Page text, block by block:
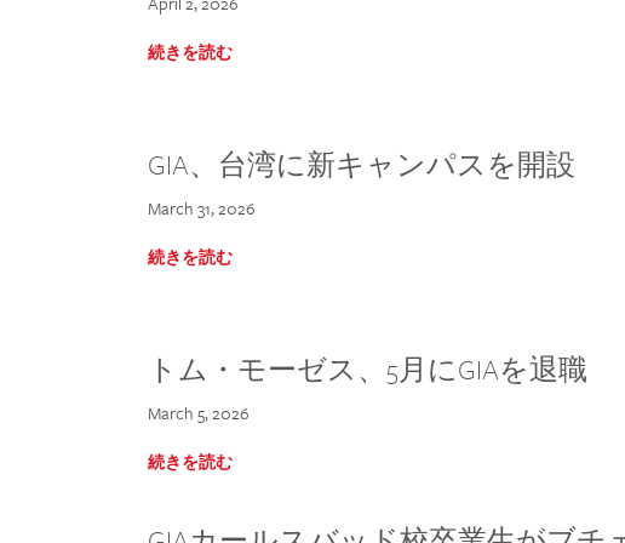
続きを読む
GIA、台湾に新キャンパスを開設
March 31, 2026
続きを読む
トム・モーゼス、5月にGIAを退職
March 5, 2026
続きを読む